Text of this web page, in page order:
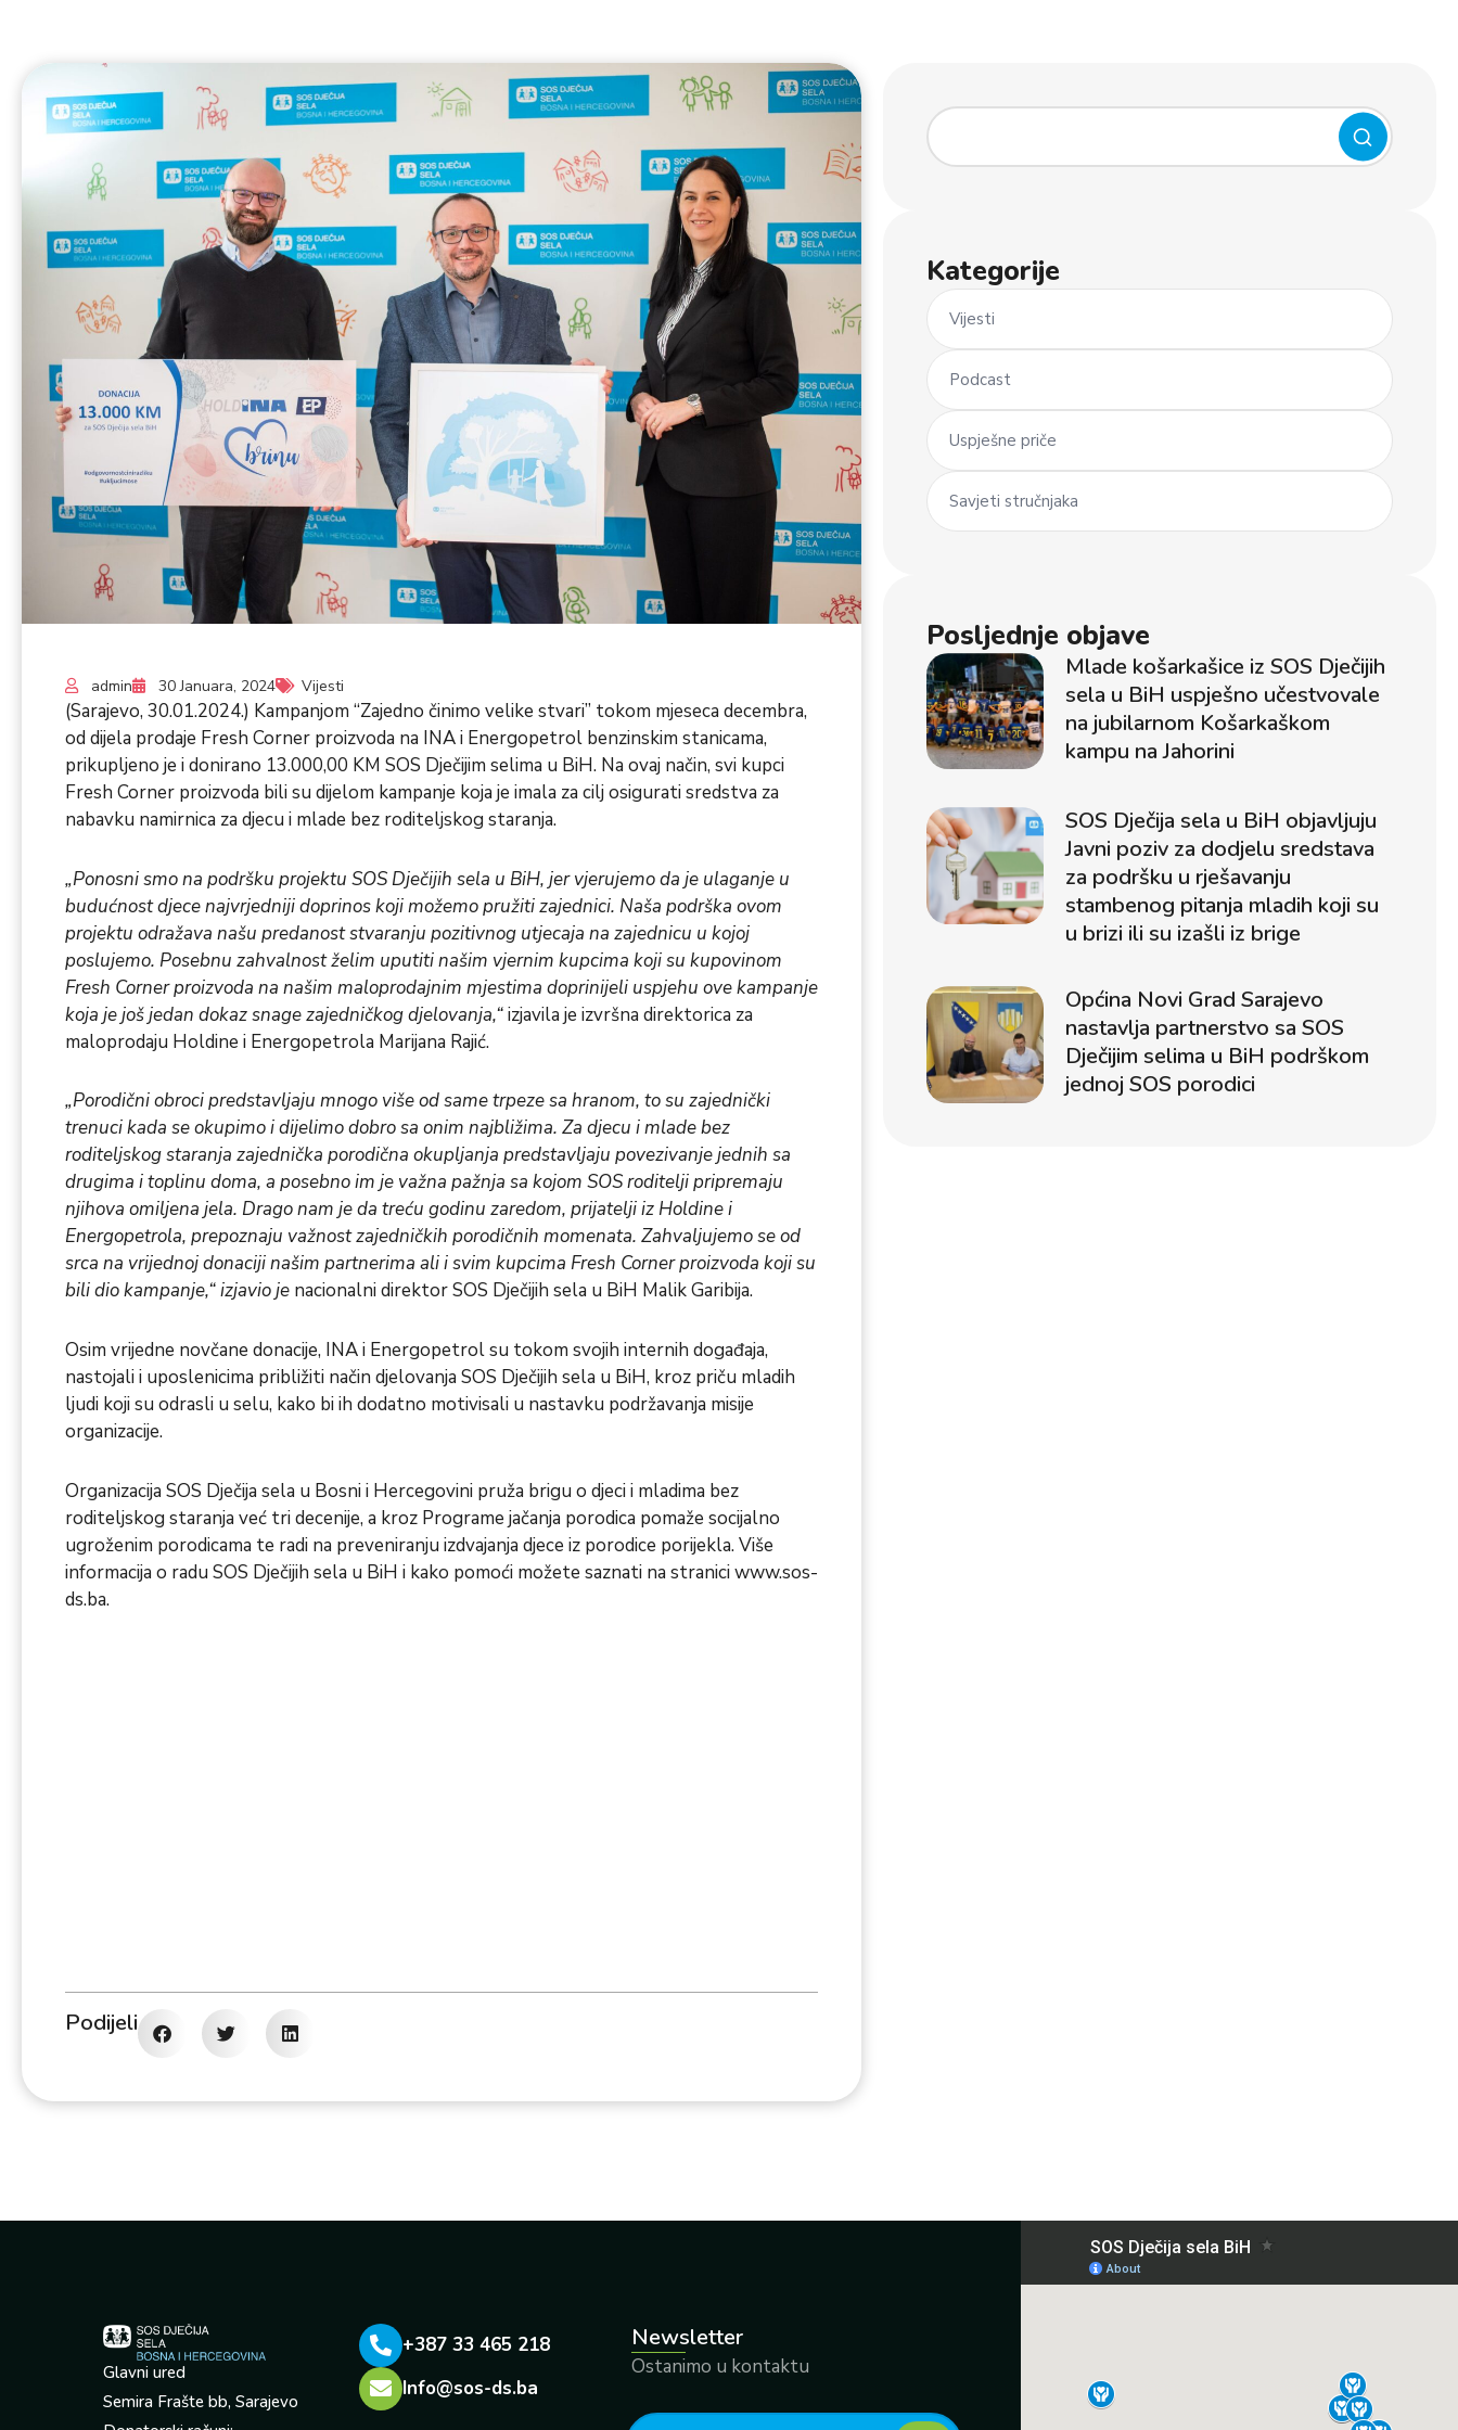
admin 30 Januara, 2024 Vijesti
(Sarajevo, 30.01.2024.) Kampanjom “Zajedno činimo velike stvari” tokom mjeseca decembra,
od dijela prodaje Fresh Corner proizvoda na INA i Energopetrol benzinskim stanicama,
prikupljeno je i donirano 13.000,00 KM SOS Dječijim selima u BiH. Na ovaj način, svi kupci
Fresh Corner proizvoda bili su dijelom kampanje koja je imala za cilj osigurati sredstva za
nabavku namirnica za djecu i mlade bez roditeljskog staranja.
„Ponosni smo na podršku projektu SOS Dječijih sela u BiH, jer vjerujemo da je ulaganje u
budućnost djece najvrjedniji doprinos koji možemo pružiti zajednici. Naša podrška ovom
projektu odražava našu predanost stvaranju pozitivnog utjecaja na zajednicu u kojoj
poslujemo. Posebnu zahvalnost želim uputiti našim vjernim kupcima koji su kupovinom
Fresh Corner proizvoda na našim maloprodajnim mjestima doprinijeli uspjehu ove kampanje
koja je još jedan dokaz snage zajedničkog djelovanja,“izjavila je izvršna direktorica za
maloprodaju Holdine i Energopetrola Marijana Rajić.
„Porodični obroci predstavljaju mnogo više od same trpeze sa hranom, to su zajednički
trenuci kada se okupimo i dijelimo dobro sa onim najbližima. Za djecu i mlade bez
roditeljskog staranja zajednička porodična okupljanja predstavljaju povezivanje jednih sa
drugima i toplinu doma, a posebno im je važna pažnja sa kojom SOS roditelji pripremaju
njihova omiljena jela. Drago nam je da treću godinu zaredom, prijatelji iz Holdine i
Energopetrola, prepoznaju važnost zajedničkih porodičnih momenata. Zahvaljujemo se od
srca na vrijednoj donaciji našim partnerima ali i svim kupcima Fresh Corner proizvoda koji su
bili dio kampanje,“ izjavio je nacionalni direktor SOS Dječijih sela u BiH Malik Garibija.
Osim vrijedne novčane donacije, INA i Energopetrol su tokom svojih internih događaja,
nastojali i uposlenicima približiti način djelovanja SOS Dječijih sela u BiH, kroz priču mladih
ljudi koji su odrasli u selu, kako bi ih dodatno motivisali u nastavku podržavanja misije
organizacije.
Organizacija SOS Dječija sela u Bosni i Hercegovini pruža brigu o djeci i mladima bez
roditeljskog staranja već tri decenije, a kroz Programe jačanja porodica pomaže socijalno
ugroženim porodicama te radi na preveniranju izdvajanja djece iz porodice porijekla. Više
informacija o radu SOS Dječijih sela u BiH i kako pomoći možete saznati na straniciwww.sos-
ds.ba.
Podijeli
Kategorije
Vijesti
Podcast
Uspješne priče
Savjeti stručnjaka
Posljednje objave
Mlade košarkašice iz SOS Dječijih
sela u BiH uspješno učestvovale
na jubilarnom Košarkaškom
kampu na Jahorini
SOS Dječija sela u BiH objavljuju
Javni poziv za dodjelu sredstava
za podršku u rješavanju
stambenog pitanja mladih koji su
u brizi ili su izašli iz brige
Općina Novi Grad Sarajevo
nastavlja partnerstvo sa SOS
Dječijim selima u BiH podrškom
jednoj SOS porodici
Glavni ured
Semira Frašte bb, Sarajevo
+387 33 465 218
Info@sos-ds.ba
Newsletter
Ostanimo u kontaktu